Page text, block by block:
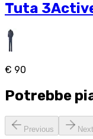
Tuta
€ 90
Potrebbe
Previous Next